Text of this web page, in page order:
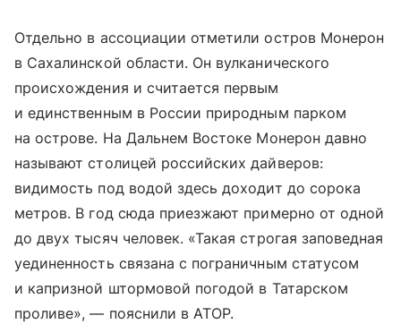
Отдельно в ассоциации отметили остров Монерон
в Сахалинской области. Он вулканического
происхождения и считается первым
и единственным в России природным парком
на острове. На Дальнем Востоке Монерон давно
называют столицей российских дайверов:
видимость под водой здесь доходит до сорока
метров. В год сюда приезжают примерно от одной
до двух тысяч человек. «Такая строгая заповедная
уединенность связана с пограничным статусом
и капризной штормовой погодой в Татарском
проливе», — пояснили в АТОР.